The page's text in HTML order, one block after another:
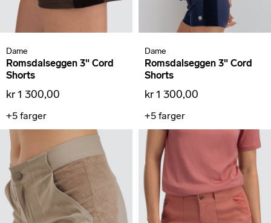
Dame
Romsdalseggen 3" Cord
Shorts
kr 1 300,00
+5 farger
Dame
Romsdalseggen 3" Cord
Shorts
kr 1 300,00
+5 farger